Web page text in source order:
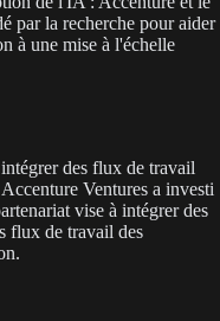
par la recherche pour aider
à une mise à l'échelle
des flux de travail
Ventures a investi
vise à intégrer des
flux de travail des